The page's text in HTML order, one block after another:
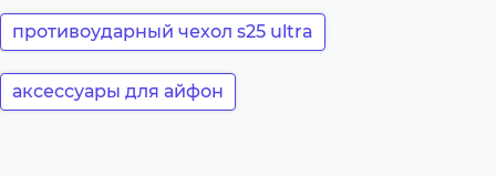
противоударный чехол s25 ultra
аксессуары для айфон